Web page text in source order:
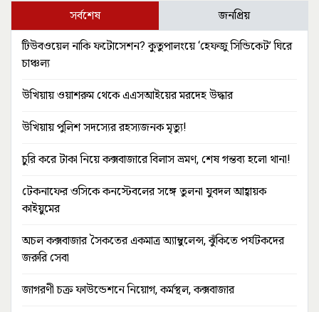
সর্বশেষ জনপ্রিয়
টিউবওয়েল নাকি ফটোসেশন? কুতুপালংয়ে ‘হেফজু সিন্ডিকেট’ ঘিরে
চাঞ্চল্য
উখিয়ায় ওয়াশরুম থেকে এএসআইয়ের মরদেহ উদ্ধার
উখিয়ায় পুলিশ সদস্যের রহস্যজনক মৃত্যু!
চুরি করে টাকা নিয়ে কক্সবাজারে বিলাস ভ্রমণ, শেষ গন্তব্য হলো থানা!
টেকনাফের ওসিকে কনস্টেবলের সঙ্গে তুলনা যুবদল আহ্বায়ক
কাইয়ুমের
অচল কক্সবাজার সৈকতের একমাত্র অ্যাম্বুলেন্স, ঝুঁকিতে পর্যটকদের
জরুরি সেবা
জাগরণী চক্র ফাউন্ডেশনে নিয়োগ, কর্মস্থল, কক্সবাজার